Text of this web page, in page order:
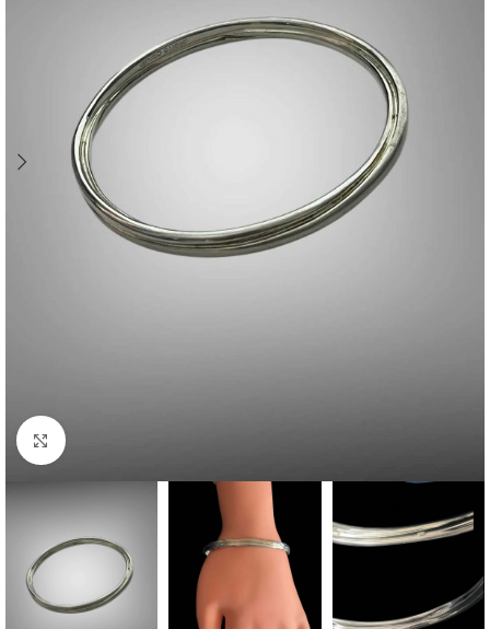
Click to enlarge